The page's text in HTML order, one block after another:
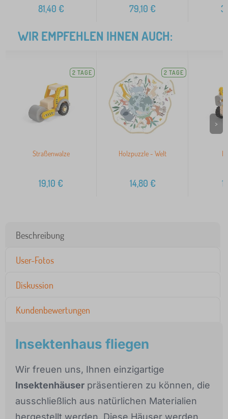
81,40 € 79,10 €
WIR EMPFEHLEN IHNEN AUCH:
2 TAGE
Straßenwalze
19,10 €
2 TAGE
Holzpuzzle - Welt
14,80 €
>
Beschreibung
User-Fotos
Diskussion
Kundenbewertungen
Insektenhaus fliegen
Wir freuen uns, Ihnen einzigartige
Insektenhäuser präsentieren zu können, die
ausschließlich aus natürlichen Materialien
hergestellt werden. Diese Häuser werden